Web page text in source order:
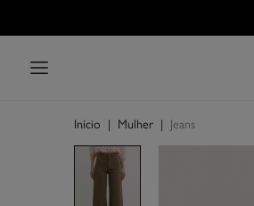
Início | Mulher | Jeans